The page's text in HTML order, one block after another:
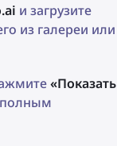
и загрузите
из галереи или
«Показать
полным